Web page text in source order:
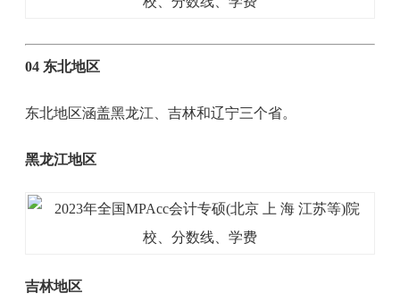
04 东北地区
东北地区涵盖黑龙江、吉林和辽宁三个省。
黑龙江地区
吉林地区